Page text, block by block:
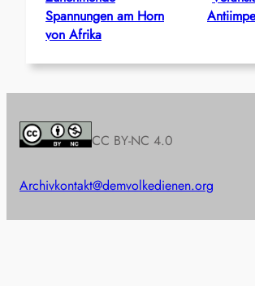
Spannungen am Horn
von Afrika
CC BY-NC 4.0
Archivkontakt@demvolkedienen.org